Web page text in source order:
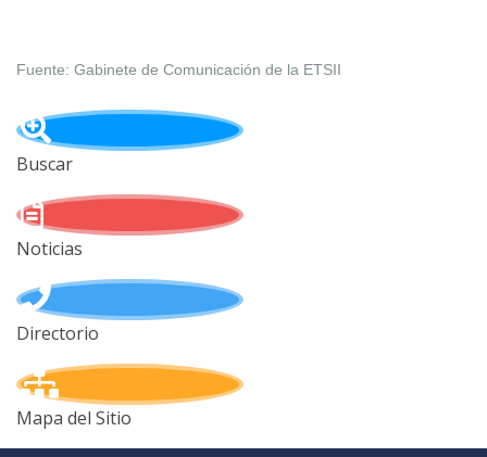
Fuente: Gabinete de Comunicación de la ETSII
Buscar
Noticias
Directorio
Mapa del Sitio